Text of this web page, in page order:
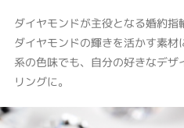
ダイヤモンドが主役となる婚約指
ダイヤモンドの輝きを活かす素
系の色味でも、自分の好きなデ
リングに。